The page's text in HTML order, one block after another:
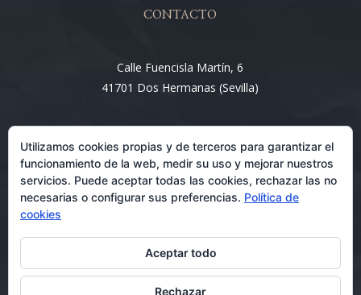
CONTACTO
Calle Fuencisla Martín, 6
41701 Dos Hermanas (Sevilla)
Email:
info@entre4abogados.com
Utilizamos cookies propias y de terceros para garantizar el
funcionamiento de la web, medir su uso y mejorar nuestros
servicios. Puede aceptar todas las cookies, rechazar las no
necesarias o configurar sus preferencias. Política de
cookies
Aceptar todo
Rechazar